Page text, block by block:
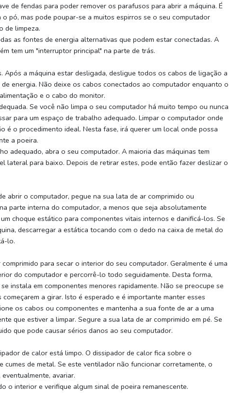
de fendas para poder remover os parafusos para abrir a máquina. É
pó, mas pode poupar-se a muitos espirros se o seu computador
de limpeza.
as fontes de energia alternativas que podem estar conectadas. A
tem um "interruptor principal" na parte de trás.
Após a máquina estar desligada, desligue todos os cabos de ligação a
energia. Não deixe os cabos conectados ao computador enquanto o
e o cabo do monitor.
Se você não limpa o seu computador há muito tempo ou nunca
para um espaço de trabalho adequado. Limpar o computador onde
é o procedimento ideal. Nesta fase, irá querer um local onde possa
a poeira.
adequado, abra o seu computador. A maioria das máquinas tem
lateral para baixo. Depois de retirar estes, pode então fazer deslizar o
abrir o computador, pegue na sua lata de ar comprimido ou
parte interna do computador, a menos que seja absolutamente
choque estático para componentes vitais internos e danificá-los. Se
descarregar a estática tocando com o dedo na caixa de metal do
lo.
para secar o interior do seu computador. Geralmente é uma
do computador e percorrê-lo todo seguidamente. Desta forma,
instala em componentes menores rapidamente. Não se preocupe se
a girar. Isto é esperado e é importante manter esses
os cabos ou componentes e mantenha a sua fonte de ar a uma
que estiver a limpar. Segure a sua lata de ar comprimido em pé. Se
que pode causar sérios danos ao seu computador.
de calor está limpo. O dissipador de calor fica sobre o
cumes de metal. Se este ventilador não funcionar corretamente, o
avariar.
o interior e verifique algum sinal de poeira remanescente.